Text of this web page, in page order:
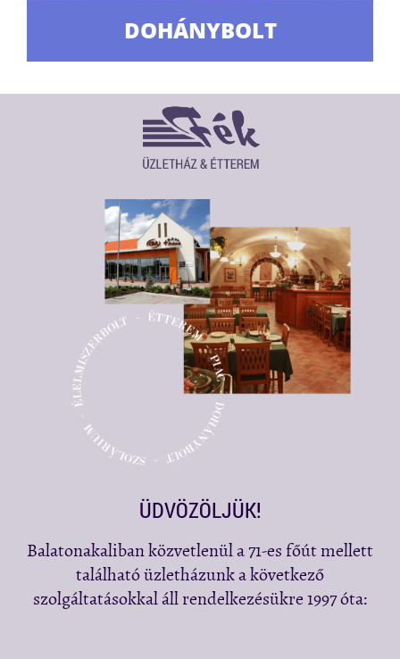
DOHÁNYBOLT
ÜDVÖZÖLJÜK!
Balatonakaliban közvetlenül a 71-es főút mellett
található üzletházunk a következő
szolgáltatásokkal áll rendelkezésükre 1997 óta: